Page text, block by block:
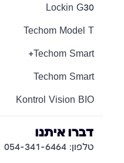
Lockin G30
Techom Model T
Techom Smart+
Techom Smart
Kontrol Vision BIO
דברו איתנו
טלפון: 054-341-6464